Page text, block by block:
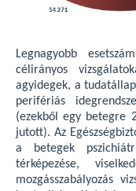
Legnagyobb
célirányos
agyidegek, a
perifériás
(ezekből egy betegre
jutott). Az
a betegek
térképezése,
mozgásszabályozás